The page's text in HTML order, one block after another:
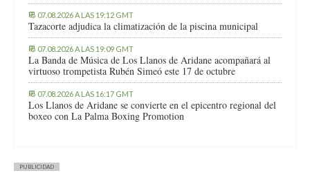
07.08.2026 A LAS 19:12 GMT
Tazacorte adjudica la climatización de la piscina municipal
07.08.2026 A LAS 19:09 GMT
La Banda de Música de Los Llanos de Aridane acompañará al
virtuoso trompetista Rubén Simeó este 17 de octubre
07.08.2026 A LAS 16:17 GMT
Los Llanos de Aridane se convierte en el epicentro regional del
boxeo con La Palma Boxing Promotion
PUBLICIDAD